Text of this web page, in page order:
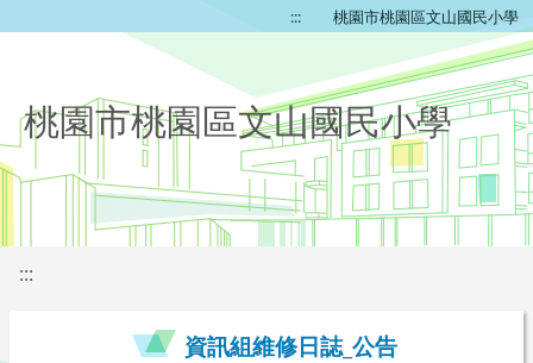
::: 桃園市桃園區文山國民小學
桃園市桃園區文山國民小學
:::
資訊組維修日誌_公告